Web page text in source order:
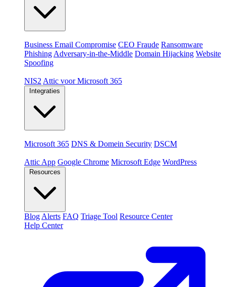
Business Email Compromise CEO Fraude Ransomware
Phishing Adversary-in-the-Middle Domain Hijacking Website
Spoofing
NIS2 Attic voor Microsoft 365
Microsoft 365 DNS & Domein Security DSCM
Attic App Google Chrome Microsoft Edge WordPress
Blog Alerts FAQ Triage Tool Resource Center
Help Center